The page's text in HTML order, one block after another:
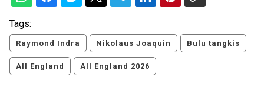
Tags:
Raymond Indra Nikolaus Joaquin Bulu tangkis
All England All England 2026